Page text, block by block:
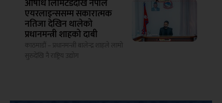
औषधि लिमिटेडदेखि नेपाल
एयरलाइन्ससम्म सकारात्मक
नतिजा देखिन थालेको
प्रधानमन्त्री शाहको दाबी
काठमाडौं – प्रधानमन्त्री बालेन्द्र शाहले लामो
सुरुदेखि नै राष्ट्रिय उद्योग